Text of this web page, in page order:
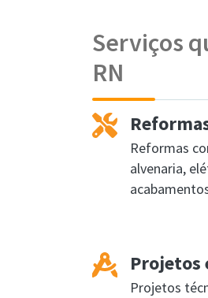
Serviços
RN
Reformas
alvenaria,
Projetos
Projetos